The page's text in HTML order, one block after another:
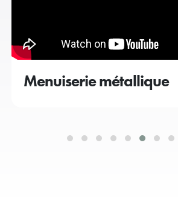
Menuiserie métallique